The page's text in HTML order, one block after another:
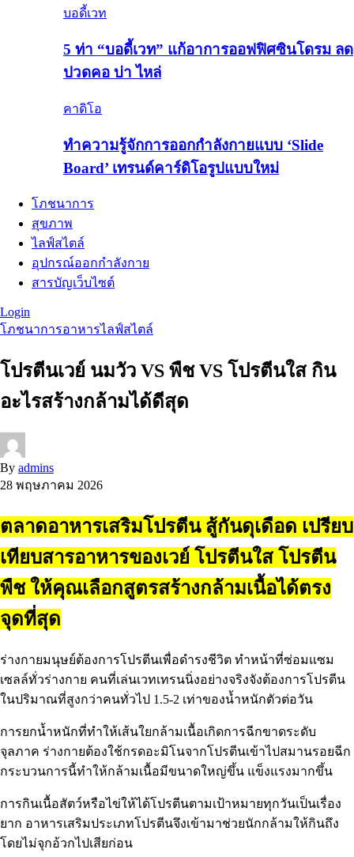
บอดี้เวท
5 ท่า “บอดี้เวท” แก้อาการออฟฟิศซินโดรม ลด
ปวดคอ บ่า ไหล่
คาดิโอ
ทำความรู้จักการออกกำลังกายแบบ ‘Slide
Board’ เทรนด์คาร์ดิโอรูปแบบใหม่
โภชนาการ
สุขภาพ
ไลฟ์สไตล์
อุปกรณ์ออกกำลังกาย
สารบัญเว็บไซต์
Login
โภชนาการอาหารไลฟ์สไตล์
โปรตีนเวย์ นมวัว VS พืช VS โปรตีนใส กิน
อะไรสร้างกล้ามได้ดีสุด
By admins
28 พฤษภาคม 2026
ตลาดอาหารเสริมโปรตีน สู้กันดุเดือด เปรียบ
เทียบสารอาหารของเวย์ โปรตีนใส โปรตีน
พืช ให้คุณเลือกสูตรสร้างกล้ามเนื้อได้ตรง
จุดที่สุด
ร่างกายมนุษย์ต้องการโปรตีนเพื่อดำรงชีวิต ทำหน้าที่ซ่อมแซม
เซลล์ทั่วร่างกาย คนที่เล่นเวทเทรนนิ่งอย่างจริงจังต้องการโปรตีน
ในปริมาณที่สูงกว่าคนทั่วไป 1.5-2 เท่าของน้ำหนักตัวต่อวัน
การยกน้ำหนักที่ทำให้เส้นใยกล้ามเนื้อเกิดการฉีกขาดระดับ
จุลภาค ร่างกายต้องใช้กรดอะมิโนจากโปรตีนเข้าไปสมานรอยฉีก
กระบวนการนี้ทำให้กล้ามเนื้อมีขนาดใหญ่ขึ้น แข็งแรงมากขึ้น
การกินเนื้อสัตว์หรือไข่ให้ได้โปรตีนตามเป้าหมายทุกวันเป็นเรื่อง
ยาก อาหารเสริมประเภทโปรตีนจึงเข้ามาช่วยนักกล้ามให้กินถึง
โดยไม่จุกอ้วกไปเสียก่อน